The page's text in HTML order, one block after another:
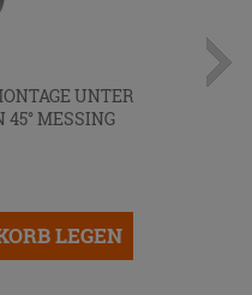
UNTER
45° MESSING
LEGEN